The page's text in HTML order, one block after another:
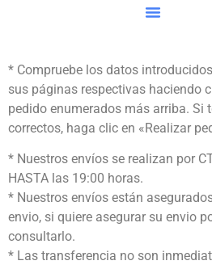
* Compruebe los datos
sus páginas respectivas haciendo
pedido enumerados más arriba. Si
correctos, haga clic en «Realizar
* Nuestros envíos se realizan por
HASTA las 19:00 horas.
* Nuestros envíos están
envio, si quiere asegurar su envio
consultarlo.
* Las transferencia no son